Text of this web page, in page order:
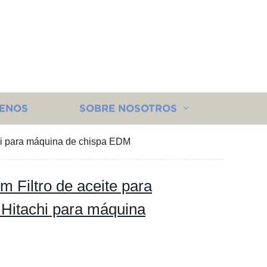
SOBRE NOSOTROS
máquina de chispa EDM
Filtro de aceite para
para máquina